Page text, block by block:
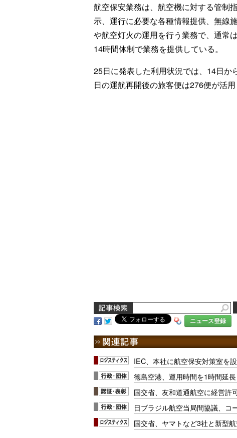
航空保安業務は、航空機に対する管制
示、運行に必要な各種情報提供、無線
や航空灯火の運用を行う業務で、通常は
14時間体制で業務を提供している。
25日に発表した利用状況では、14日
日の運航再開後の旅客便は276便が活用
ニュース登録
IEC、本社に航空保安対策室を
徳島空港、運用時間を1時間延長
国交省、友和道通航空に経営許
日ブラジル航空当局間協議、コ
国交省、ヤマトなど3社と新型